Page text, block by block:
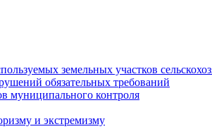
земельных участков
обязательных требований
муниципального контроля
и экстремизму